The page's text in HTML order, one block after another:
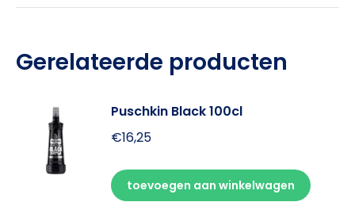
Gerelateerde producten
Puschkin Black 100cl
€16,25
toevoegen aan winkelwagen